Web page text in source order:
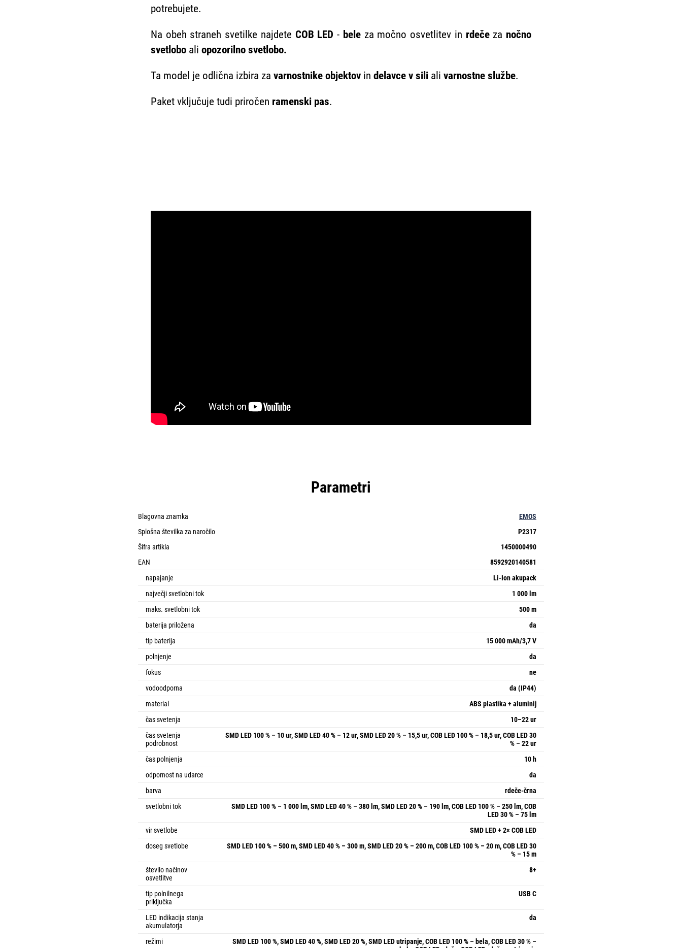
potrebujete.
Na obeh straneh svetilke najdete COB LED - beleza močno osvetlitev in rdečeza nočno
svetlobo ali opozorilno svetlobo.
Ta model je odlična izbira za varnostnike objektov in delavce v sili ali varnostne službe.
Paket vključuje tudi priročen ramenski pas.
Parametri
Blagovna znamka
EMOS
Splošna številka za naročilo
P2317
Šifra artikla
1450000490
EAN
8592920140581
napajanje
Li-Ion akupack
največji svetlobni tok
1 000 lm
maks. svetlobni tok
500 m
baterija priložena
da
tip baterija
15 000 mAh/3,7 V
polnjenje
da
fokus
ne
vodoodporna
da (IP44)
material
ABS plastika + aluminij
čas svetenja
10–22 ur
čas svetenja
podrobnost
SMD LED 100 % – 10 ur, SMD LED 40 % – 12 ur, SMD LED 20 % – 15,5 ur, COB LED 100 % – 18,5 ur, COB LED 30
% – 22 ur
čas polnjenja
10 h
odpornost na udarce
da
barva
rdeče-črna
svetlobni tok
SMD LED 100 % – 1 000 lm, SMD LED 40 % – 380 lm, SMD LED 20 % – 190 lm, COB LED 100 % – 250 lm, COB
LED 30 % – 75 lm
vir svetlobe
SMD LED + 2× COB LED
doseg svetlobe
SMD LED 100 % – 500 m, SMD LED 40 % – 300 m, SMD LED 20 % – 200 m, COB LED 100 % – 20 m, COB LED 30
% – 15 m
število načinov
osvetlitve
8+
tip polnilnega
priključka
USB C
LED indikacija stanja
akumulatorja
da
režimi
SMD LED 100 %, SMD LED 40 %, SMD LED 20 %, SMD LED utripanje, COB LED 100 % – bela, COB LED 30 % –